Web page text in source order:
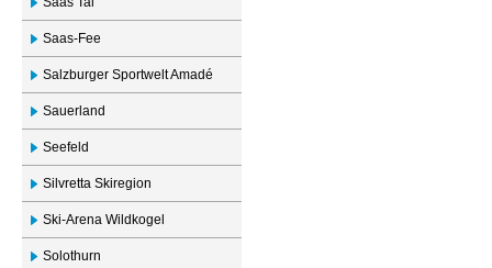
Saas-Fee
Salzburger Sportwelt Amadé
Sauerland
Seefeld
Silvretta Skiregion
Ski-Arena Wildkogel
Solothurn